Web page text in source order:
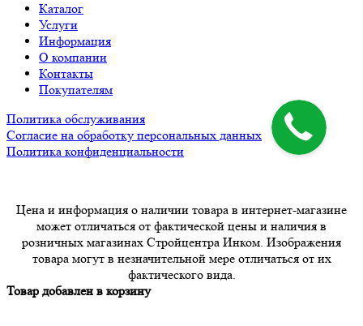
Каталог
Услуги
Информация
О компании
Контакты
Покупателям
Политика обслуживания
Согласие на обработку персональных данных
Политика конфиденциальности
Цена и информация о наличии товара в интернет-магазине
может отличаться от фактической цены и наличия в
розничных магазинах Стройцентра Инком. Изображения
товара могут в незначительной мере отличаться от их
фактического вида.
Товар добавлен в корзину